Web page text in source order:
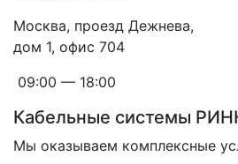
Москва, проезд Дежнева,
дом 1, офис 704
09:00 — 18:00
Кабельные системы
Мы оказываем комплексные